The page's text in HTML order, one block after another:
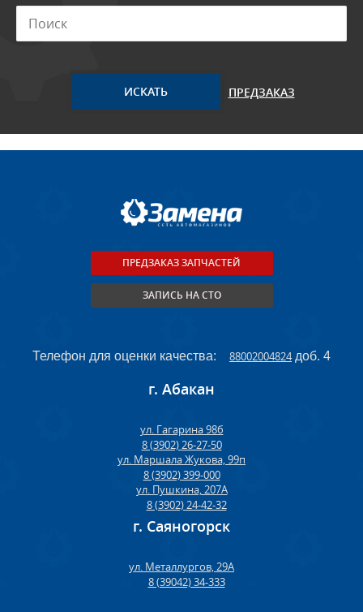
ПРЕДЗАКАЗ
ПРЕДЗАКАЗ ЗАПЧАСТЕЙ
ЗАПИСЬ НА СТО
Телефон для оценки качества: 88002004824доб. 4
г. Абакан
ул. Гагарина 98б
8 (3902) 26-27-50
ул. Маршала Жукова, 99п
8 (3902) 399-000
ул. Пушкина, 207А
8 (3902) 24-42-32
г. Саяногорск
ул. Металлургов, 29А
8 (39042) 34-333